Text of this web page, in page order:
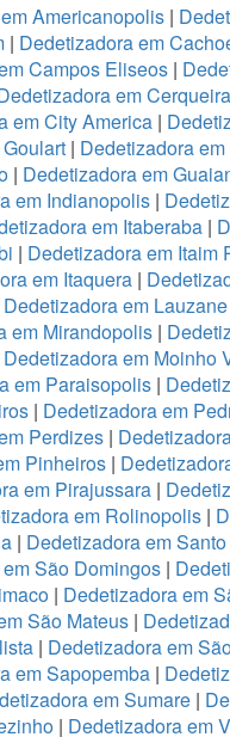
Americanopolis |
| Dedetizadora em
Campos Eliseos |
em
em City America |
| Dedetizadora
| Dedetizadora em
em Indianopolis|
em Itaberaba|
| Dedetizadora em Itaim
em Itaquera |
Dedetizadora em
em Mirandopolis |
Dedetizadora em Moinho
em Paraisopolis|
| Dedetizadora em
Perdizes|
Pinheiros|
em Pirajussara|
em Rolinopolis |
| Dedetizadora em
São Domingos |
| Dedetizadora em
São Mateus |
| Dedetizadora em
em Sapopemba |
em Sumare |
| Dedetizadora em